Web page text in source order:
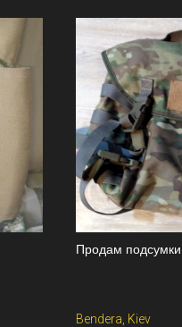
Продам
Bendera, Kiev